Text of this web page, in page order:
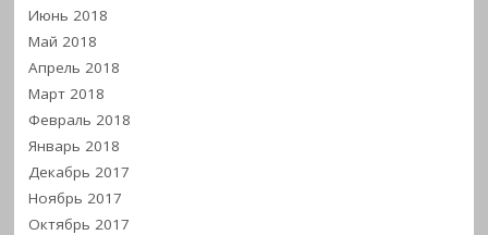
Июнь 2018
Май 2018
Апрель 2018
Март 2018
Февраль 2018
Январь 2018
Декабрь 2017
Ноябрь 2017
Октябрь 2017